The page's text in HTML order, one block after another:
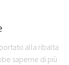
alla ribalta
saperne di più